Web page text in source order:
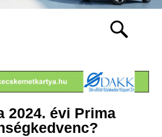
2024. évi Prima